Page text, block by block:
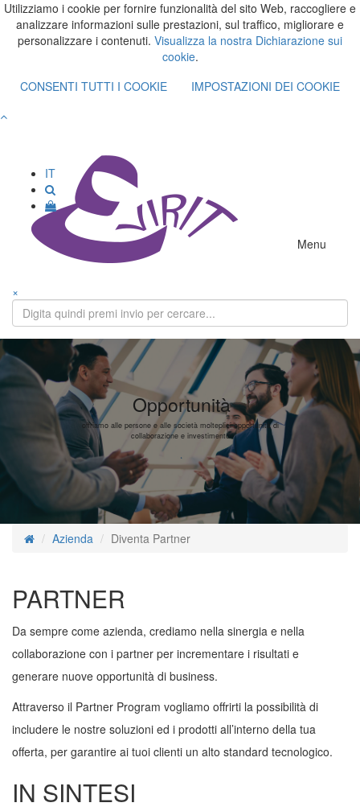
Utilizziamo i cookie per fornire funzionalità del sito Web, raccogliere e
analizzare informazioni sulle prestazioni, sul traffico, migliorare e
personalizzare i contenuti. Visualizza la nostra Dichiarazione sui
cookie.
CONSENTI TUTTI I COOKIE
IMPOSTAZIONI DEI COOKIE
IT
Menu
×
Opportunità
offriamo alle persone e alle società molteplici opportunità di
collaborazione e investimento
Azienda Diventa Partner
PARTNER
Da sempre come azienda, crediamo nella sinergia e nella
collaborazione con i partner per incrementare i risultati e
generare nuove opportunità di business.
Attraverso il Partner Program vogliamo offrirti la possibilità di
includere le nostre soluzioni ed i prodotti all’interno della tua
offerta, per garantire ai tuoi clienti un alto standard tecnologico.
IN SINTESI